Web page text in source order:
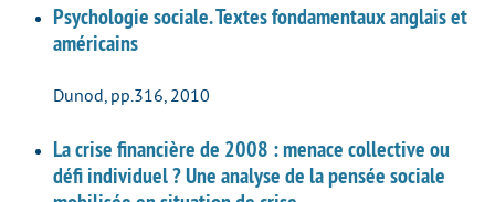
Psychologie sociale. Textes fondamentaux anglais et
américains
Dunod, pp.316, 2010
La crise financière de 2008 : menace collective ou
défi individuel ? Une analyse de la pensée sociale